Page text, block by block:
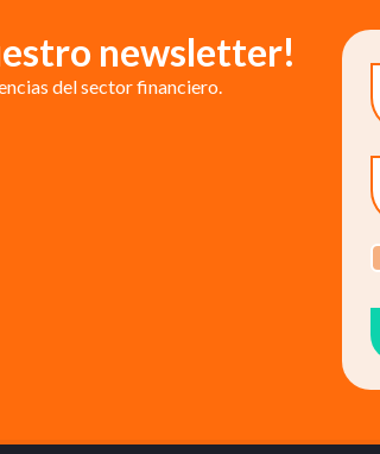
newsletter!
del sector financiero.